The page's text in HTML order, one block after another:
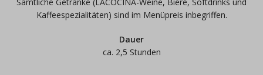
Kaffeespezialitäten) sind im Menüpreis inbegriffen.
Dauer
ca. 2,5 Stunden